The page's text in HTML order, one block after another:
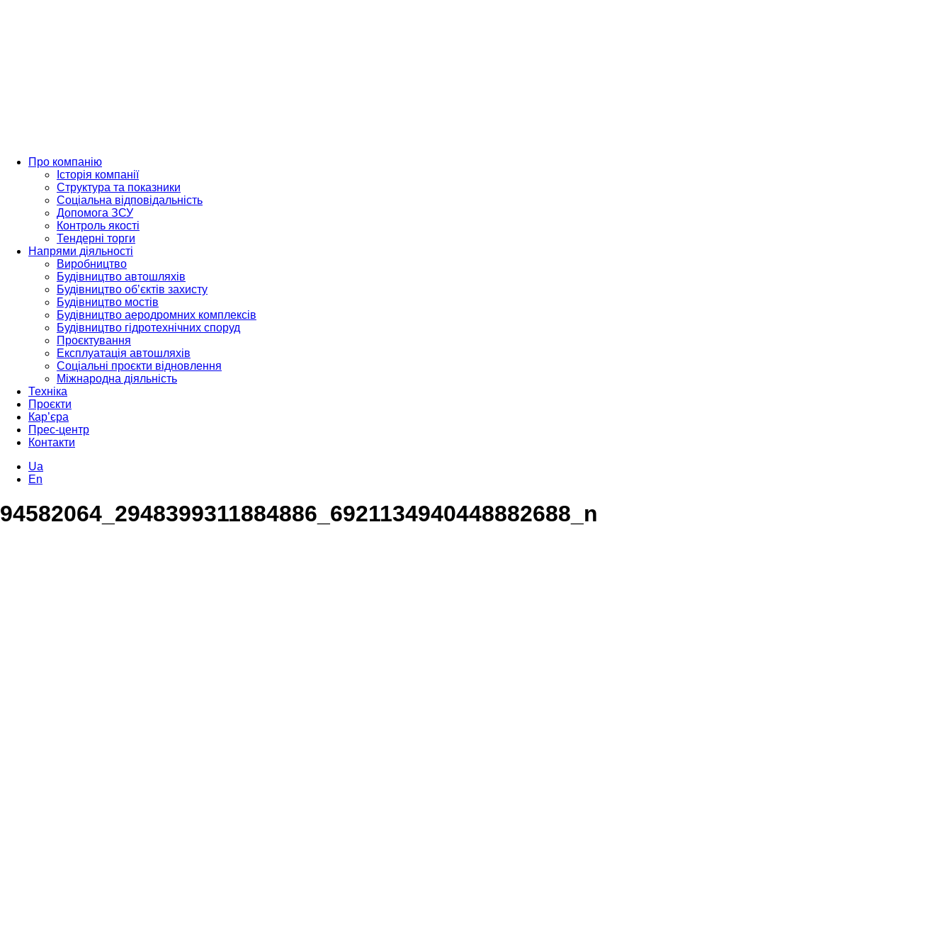
Про компанію
Історія компанії
Структура та показники
Соціальна відповідальність
Допомога ЗСУ
Контроль якості
Тендерні торги
Напрями діяльності
Виробництво
Будівництво автошляхів
Будівництво обʼєктів захисту
Будівництво мостів
Будівництво аеродромних комплексів
Будівництво гідротехнічних споруд
Проєктування
Експлуатація автошляхів
Соціальні проєкти відновлення
Міжнародна діяльність
Техніка
Проєкти
Кар’єра
Прес-центр
Контакти
Ua
En
94582064_2948399311884886_6921134940448882688_n